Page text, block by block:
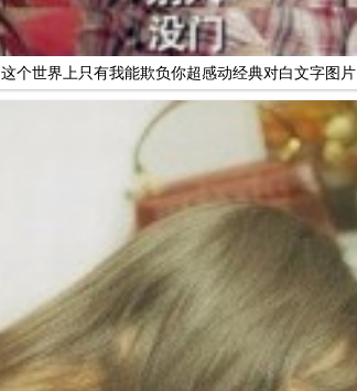
这个世界上只有我能欺负你超感动经典对白文字图片